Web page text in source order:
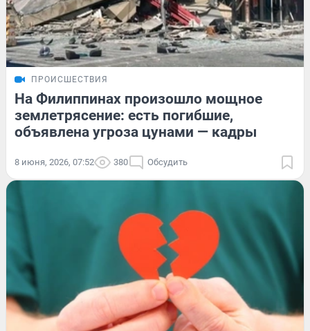
ПРОИСШЕСТВИЯ
На Филиппинах произошло мощное
землетрясение: есть погибшие,
объявлена угроза цунами — кадры
8 июня, 2026, 07:52 380 Обсудить